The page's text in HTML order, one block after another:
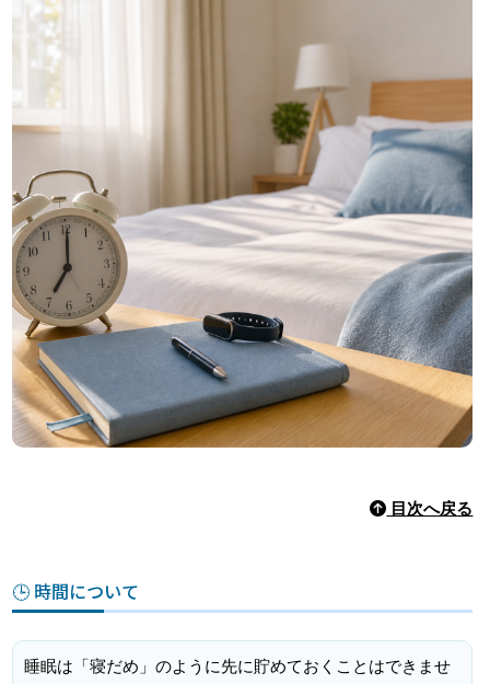
目次へ戻る
🕒 時間について
睡眠は「寝だめ」のように先に貯めておくことはできませ